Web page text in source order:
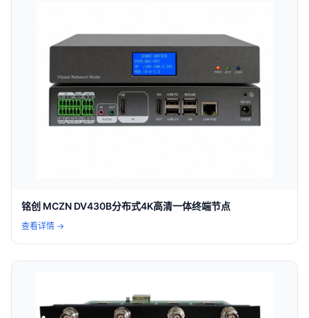
铭创 MCZN DV430B分布式4K高清一体终端节点
查看详情 →